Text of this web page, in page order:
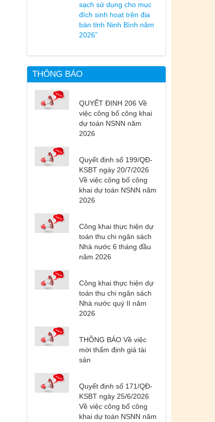
sạch sử dụng cho mục
đích sinh hoạt trên địa
bàn tỉnh Ninh Bình năm
2026”
THÔNG BÁO
QUYẾT ĐỊNH 206 Về
việc công bố công khai
dự toán NSNN năm
2026
Quyết định số 199/QĐ-
KSBT ngày 20/7/2026
Về việc công bố công
khai dự toán NSNN năm
2026
Công khai thực hiện dự
toán thu chi ngân sách
Nhà nước 6 tháng đầu
năm 2026
Công khai thực hiện dự
toán thu chi ngân sách
Nhà nước quý II năm
2026
THÔNG BÁO Về việc
mời thẩm định giá tài
sản
Quyết định số 171/QĐ-
KSBT ngày 25/6/2026
Về việc công bố công
khai dự toán NSNN năm